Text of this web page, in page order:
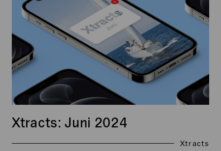
Xtracts
Xtracts: Juni 2024